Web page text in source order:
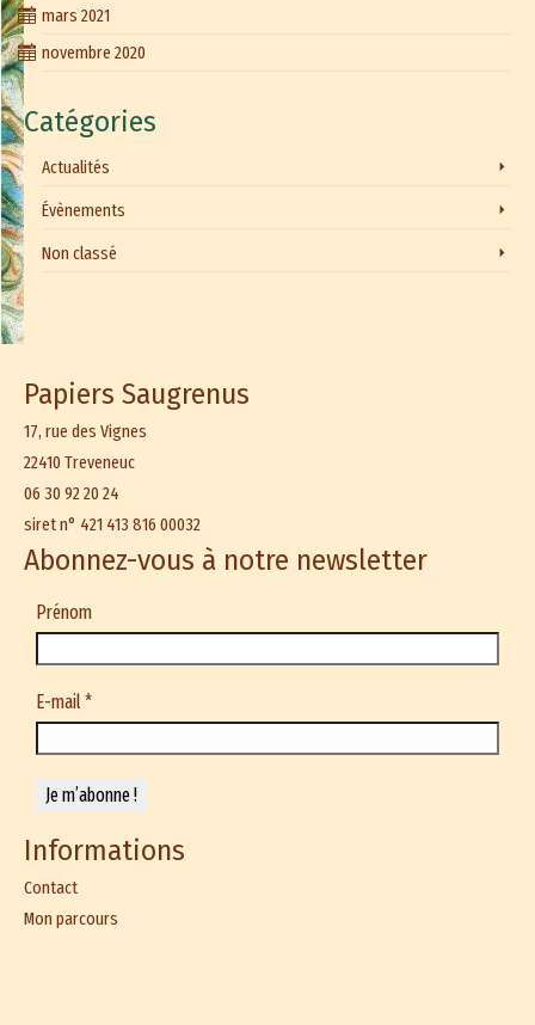
mars 2021
novembre 2020
Catégories
Actualités
Évènements
Non classé
Papiers Saugrenus
17, rue des Vignes
22410 Treveneuc
06 30 92 20 24
siret n° 421 413 816 00032
Abonnez-vous à notre newsletter
Prénom
E-mail*
Informations
Contact
Mon parcours